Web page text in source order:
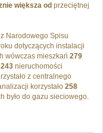
większa od przeciętnej
Narodowego Spisu
dotyczących instalacji
wówczas mieszkań 279
243 nieruchomości
z centralnego
korzystało 258
było do gazu sieciowego.